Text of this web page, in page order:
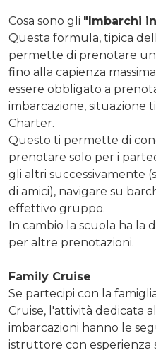
Cosa sono gli "Imbarchi
Questa formula, tipica
permette di prenotare
fino alla capienza
essere obbligato a
imbarcazione, situazione
Charter.
Questo ti permette di
prenotare solo per i
gli altri successivamente
di amici), navigare su
effettivo gruppo.
In cambio la scuola ha la
per altre prenotazioni.
Family Cruise
Se partecipi con la
Cruise, l'attività dedicata
imbarcazioni hanno le
istruttore con esperienza